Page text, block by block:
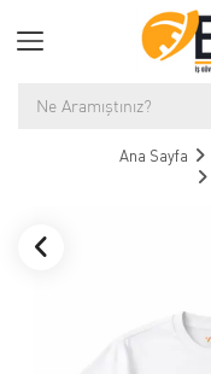
Ana Sayfa